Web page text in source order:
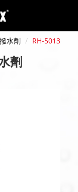
水劑 RH-5013
劑